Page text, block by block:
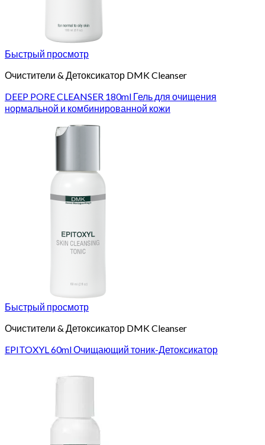
Быстрый просмотр
Очистители & Детоксикатор DMK Cleanser
DEEP PORE CLEANSER 180ml Гель для очищения
нормальной и комбинированной кожи
Быстрый просмотр
Очистители & Детоксикатор DMK Cleanser
EPITOXYL 60ml Очищающий тоник-Детоксикатор